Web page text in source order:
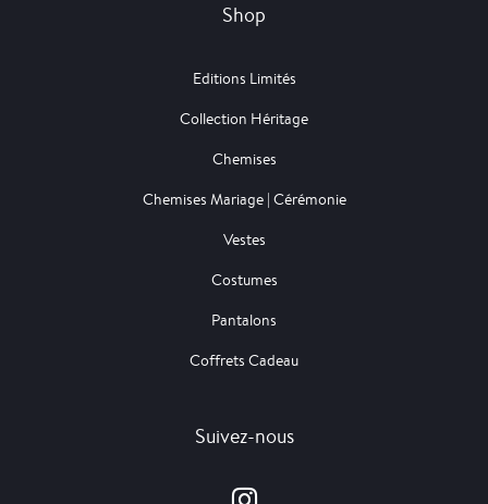
Shop
Editions Limités
Collection Héritage
Chemises
Chemises Mariage | Cérémonie
Vestes
Costumes
Pantalons
Coffrets Cadeau
Suivez-nous